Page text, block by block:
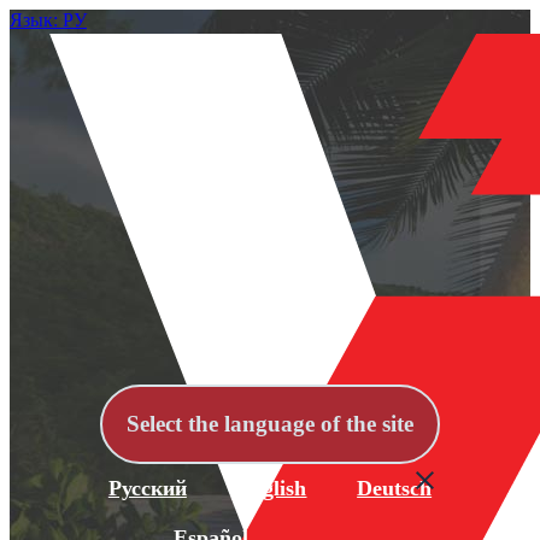
Язык: РУ
Select the language of the site
Русский English Deutsch